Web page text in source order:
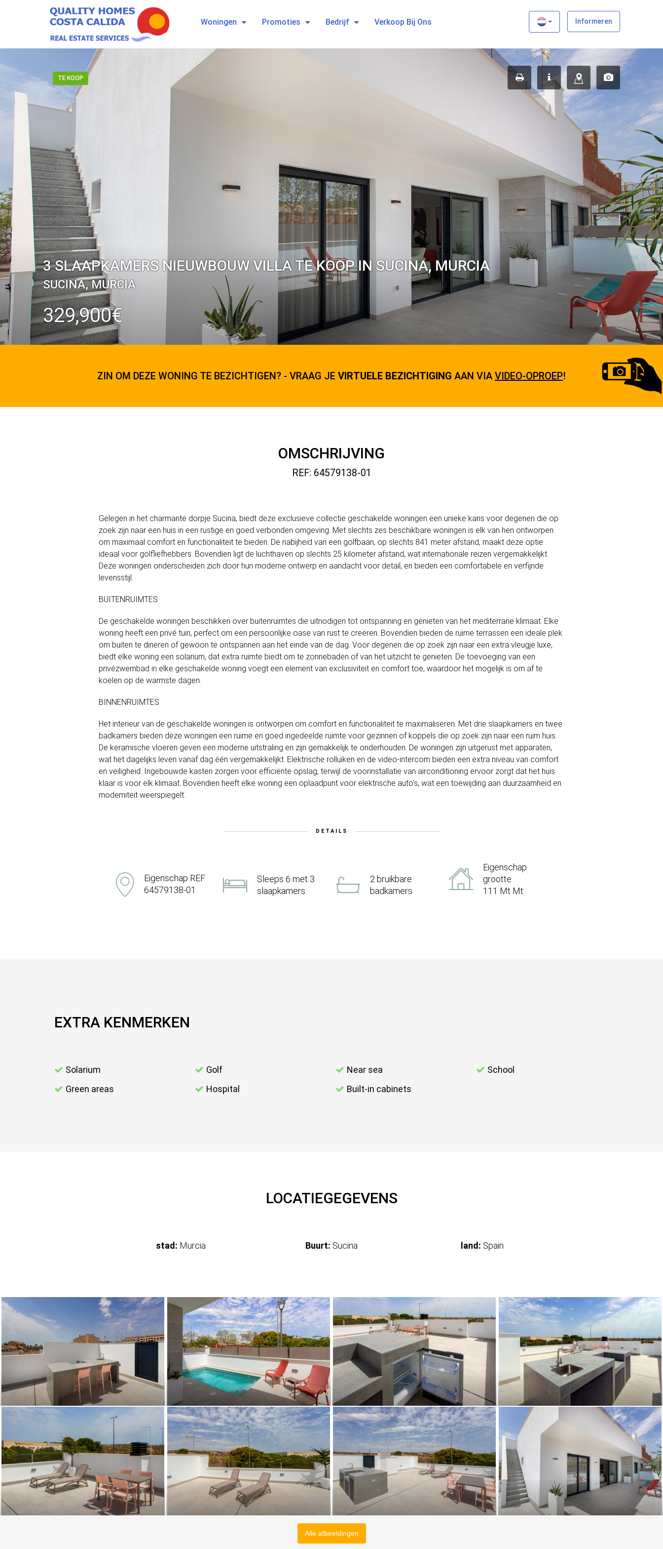
Woningen Promoties Bedrijf Verkoop Bij Ons Informeren
TE KOOP
3 SLAAPKAMERS NIEUWBOUW VILLA TE KOOP IN SUCINA, MURCIA
SUCINA, MURCIA
329,900€
ZIN OM DEZE WONING TE BEZICHTIGEN? - VRAAG JE VIRTUELE BEZICHTIGING AAN VIA VIDEO-OPROEP!
OMSCHRIJVING
REF: 64579138-01
Gelegen in het charmante dorpje Sucina, biedt deze exclusieve collectie geschakelde woningen een unieke kans voor degenen die op
zoek zijn naar een huis in een rustige en goed verbonden omgeving. Met slechts zes beschikbare woningen is elk van hen ontworpen
om maximaal comfort en functionaliteit te bieden. De nabijheid van een golfbaan, op slechts 841 meter afstand, maakt deze optie
ideaal voor golfliefhebbers. Bovendien ligt de luchthaven op slechts 25 kilometer afstand, wat internationale reizen vergemakkelijkt.
Deze woningen onderscheiden zich door hun moderne ontwerp en aandacht voor detail, en bieden een comfortabele en verfijnde
levensstijl.
BUITENRUIMTES
De geschakelde woningen beschikken over buitenruimtes die uitnodigen tot ontspanning en genieten van het mediterrane klimaat. Elke
woning heeft een privé tuin, perfect om een persoonlijke oase van rust te creëren. Bovendien bieden de ruime terrassen een ideale plek
om buiten te dineren of gewoon te ontspannen aan het einde van de dag. Voor degenen die op zoek zijn naar een extra vleugje luxe,
biedt elke woning een solarium, dat extra ruimte biedt om te zonnebaden of van het uitzicht te genieten. De toevoeging van een
privézwembad in elke geschakelde woning voegt een element van exclusiviteit en comfort toe, waardoor het mogelijk is om af te
koelen op de warmste dagen.
BINNENRUIMTES
Het interieur van de geschakelde woningen is ontworpen om comfort en functionaliteit te maximaliseren. Met drie slaapkamers en twee
badkamers bieden deze woningen een ruime en goed ingedeelde ruimte voor gezinnen of koppels die op zoek zijn naar een ruim huis.
De keramische vloeren geven een moderne uitstraling en zijn gemakkelijk te onderhouden. De woningen zijn uitgerust met apparaten,
wat het dagelijks leven vanaf dag één vergemakkelijkt. Elektrische rolluiken en de video-intercom bieden een extra niveau van comfort
en veiligheid. Ingebouwde kasten zorgen voor efficiënte opslag, terwijl de voorinstallatie van airconditioning ervoor zorgt dat het huis
klaar is voor elk klimaat. Bovendien heeft elke woning een oplaadpunt voor elektrische auto's, wat een toewijding aan duurzaamheid en
moderniteit weerspiegelt.
DETAILS
Eigenschap REF
64579138-01
Sleeps 6 met 3
slaapkamers
2 bruikbare
badkamers
Eigenschap
grootte
111 Mt Mt
EXTRA KENMERKEN
Solarium
Green areas
Golf
Hospital
Near sea
Built-in cabinets
School
LOCATIEGEGEVENS
stad: Murcia Buurt: Sucina land: Spain
Alle afbeeldingen